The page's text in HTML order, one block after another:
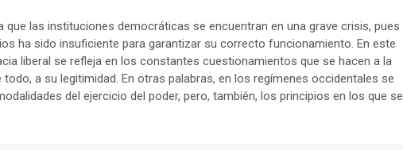
que las instituciones democráticas se encuentran en una grave crisis, pues
ha sido insuficiente para garantizar su correcto funcionamiento. En este
liberal se refleja en los constantes cuestionamientos que se hacen a la
a su legitimidad. En otras palabras, en los regímenes occidentales se
del ejercicio del poder, pero, también, los principios en los que se